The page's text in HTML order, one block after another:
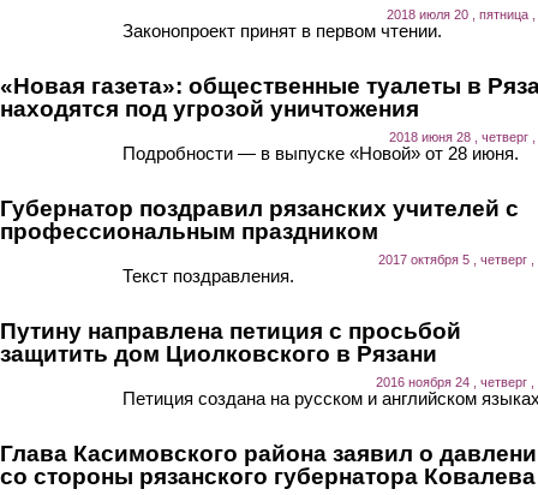
2018 июля 20 , пятница ,
Законопроект принят в первом чтении.
«Новая газета»: общественные туалеты в
находятся под угрозой уничтожения
2018 июня 28 , четверг ,
Подробности — в выпуске «Новой» от 28 июня.
Губернатор поздравил рязанских учителей с
профессиональным праздником
2017 октября 5 , четверг
Текст поздравления.
Путину направлена петиция с просьбой
защитить дом Циолковского в Рязани
2016 ноября 24 , четверг ,
Петиция создана на русском и английском
Глава Касимовского района заявил о
со стороны рязанского губернатора Ковалева